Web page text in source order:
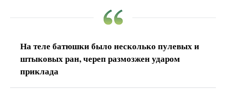
На теле батюшки было несколько пулевых и
штыковых ран, череп размозжен ударом
приклада